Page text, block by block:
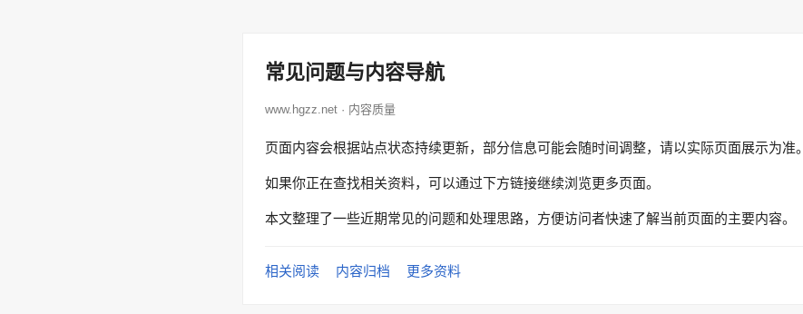
常见问题与内容导航
www.hgzz.net · 内容质量
页面内容会根据站点状态持续更新，部分信息可能会随时间调整，请以实际页面展示为准。
如果你正在查找相关资料，可以通过下方链接继续浏览更多页面。
本文整理了一些近期常见的问题和处理思路，方便访问者快速了解当前页面的主要内容。
相关阅读 内容归档 更多资料